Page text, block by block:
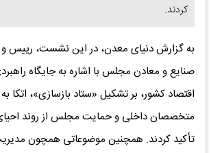
کردند.
به گزارش دنیای معدن، در این نشست، رییس
صنایع و معادن مجلس با اشاره به جایگاه
اقتصاد کشور، بر تشکیل «ستاد بازسازی»، اتکا
متخصصان داخلی و حمایت مجلس از روند
تأکید کردند. همچنین موضوعاتی همچون